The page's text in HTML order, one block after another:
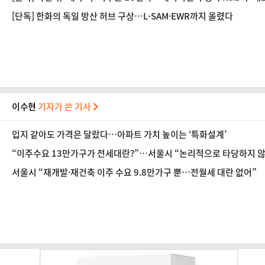
[단독] 한화의 독일 방산 허브 구상…L-SAM·EWR까지 올렸다
이수현 기자가 쓴 기사
입지 같아도 가격은 달랐다…아파트 가치 높이는 ‘특화설계’
“이주수요 13만가구가 전세대란?”…서울시 “논리적으로 타당하지
서울시 “재개발·재건축 이주 수요 9.8만가구 뿐…전월세 대란 없어”